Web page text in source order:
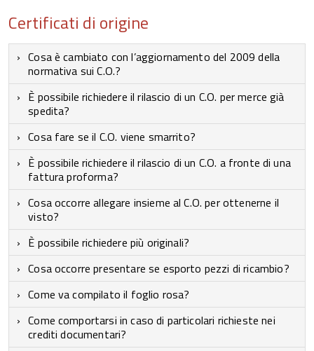
Certificati di origine
Cosa è cambiato con l’aggiornamento del 2009 della
normativa sui C.O.?
È possibile richiedere il rilascio di un C.O. per merce già
spedita?
Cosa fare se il C.O. viene smarrito?
È possibile richiedere il rilascio di un C.O. a fronte di una
fattura proforma?
Cosa occorre allegare insieme al C.O. per ottenerne il
visto?
È possibile richiedere più originali?
Cosa occorre presentare se esporto pezzi di ricambio?
Come va compilato il foglio rosa?
Come comportarsi in caso di particolari richieste nei
crediti documentari?